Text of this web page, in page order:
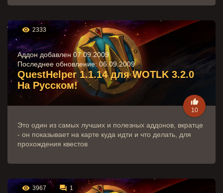
 2333
Аддон добавлен 07.09.2009
Последнее обновление:06.09.2009
QuestHelper 1.1.14 для WOTLK 3.2.0
На Русском!

10
Это один из самых лучших и полезных аддонов, вкратце
- он показывает на карте куда идти и что делать, для
прохождения квестов
 3967  1